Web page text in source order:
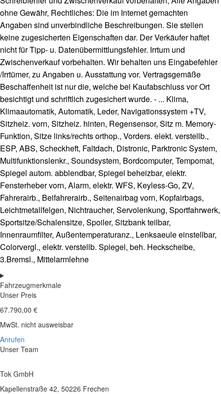
ohne Gewähr, Rechtliches: Die im Internet gemachten
Angaben sind unverbindliche Beschreibungen. Sie stellen
keine zugesicherten Eigenschaften dar. Der Verkäufer haftet
nicht für Tipp- u. Datenübermittlungsfehler. Irrtum und
Zwischenverkauf vorbehalten. Wir behalten uns Eingabefehler
/Irrtümer, zu Angaben u. Ausstattung vor. Vertragsgemäße
Beschaffenheit ist nur die, welche bei Kaufabschluss vor Ort
besichtigt und schriftlich zugesichert wurde. - ... Klima,
Klimaautomatik, Automatik, Leder, Navigationssystem +TV,
Sitzheiz. vorn, Sitzheiz. hinten, Regensensor, Sitz m. Memory-
Funktion, Sitze links/rechts orthop., Vorders. elekt. verstellb.,
ESP, ABS, Scheckheft, Faltdach, Distronic, Parktronic System,
Multifunktionslenkr., Soundsystem, Bordcomputer, Tempomat,
Spiegel autom. abblendbar, Spiegel beheizbar, elektr.
Fensterheber vorn, Alarm, elektr. WFS, Keyless-Go, ZV,
Fahrerairb., Beifahrerairb., Seitenairbag vorn, Kopfairbags,
Leichtmetallfelgen, Nichtraucher, Servolenkung, Sportfahrwerk,
Sportsitze/Schalensitze, Spoiler, Sitzbank teilbar,
Innenraumfilter, Außentemperaturanz., Lenksaeule einstellbar,
Colorvergl., elektr. verstellb. Spiegel, beh. Heckscheibe,
3.Bremsl., Mittelarmlehne
Fahrzeugmerkmale
Unser Preis
67.790,00 €
MwSt. nicht ausweisbar
Anrufen
Unser Team
Tok GmbH
Kapellenstraße 42, 50226 Frechen